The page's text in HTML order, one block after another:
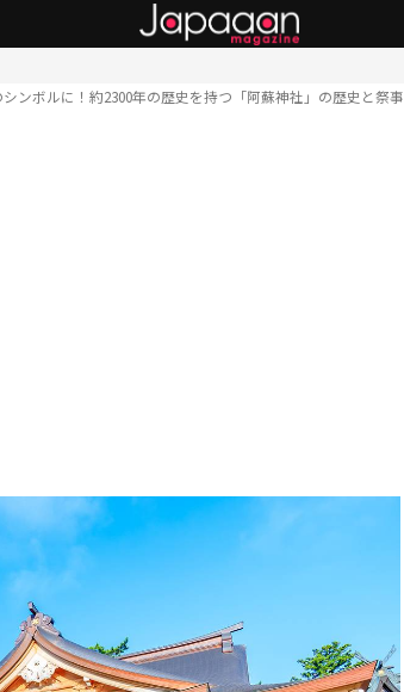
ンボルに！約2300年の歴史を持つ「阿蘇神社」の歴史と祭事